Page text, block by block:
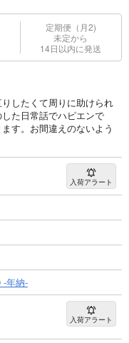
定期便（月2)
未定から
14日以内に発送
したくて周りに助けられ
た日常話でハピエンで
す。お間違えのないよう
入荷アラート
年納-
入荷アラート